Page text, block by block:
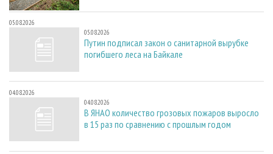
05.08.2026
05.08.2026
Путин подписал закон о санитарной вырубке
погибшего леса на Байкале
04.08.2026
04.08.2026
В ЯНАО количество грозовых пожаров выросло
в 15 раз по сравнению с прошлым годом